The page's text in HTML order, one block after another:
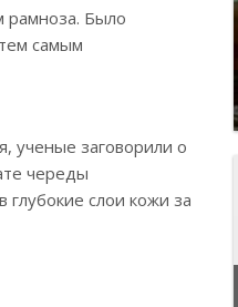
рамноза. Было
самым
ученые заговорили о
череды
слои кожи за